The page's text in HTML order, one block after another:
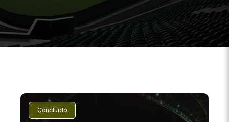
Concluído